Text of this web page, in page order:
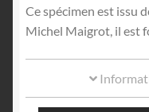
Ce spécimen est issu
Michel Maigrot, il est